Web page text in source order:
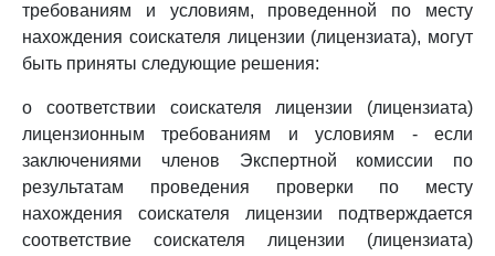
требованиям и условиям, проведенной по месту
нахождения соискателя лицензии (лицензиата), могут
быть приняты следующие решения:
о соответствии соискателя лицензии (лицензиата)
лицензионным требованиям и условиям - если
заключениями членов Экспертной комиссии по
результатам проведения проверки по месту
нахождения соискателя лицензии подтверждается
соответствие соискателя лицензии (лицензиата)